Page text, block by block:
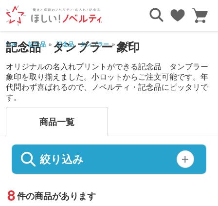
TOP 記念品 記念品 タンブラー 象印
記念品 タンブラー 象印
オリジナルの名入れプリントができる記念品 タンブラー
象印を取り揃えました。小ロットからご注文可能です。年
代問わず喜ばれるので、ノベルティ・記念品にピッタリで
す。
商品一覧
絞り込み
8件の商品があります